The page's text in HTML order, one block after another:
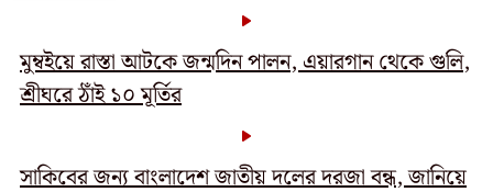
মুম্বইয়ে রাস্তা আটকে জন্মদিন পালন, এয়ারগান থেকে গুলি,
শ্রীঘরে ঠাঁই ১০ মূর্তির
সাকিবের জন্য বাংলাদেশ জাতীয় দলের দরজা বন্ধ, জানিয়ে